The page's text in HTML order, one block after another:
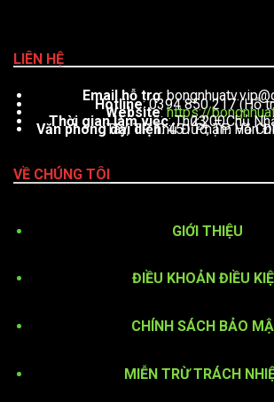
LIÊN HỆ
Email hỗ trợ:
Hotline: 0394 850 217 (Hỗ
Website:https://
Thời gian làm việc : Thứ 2 – Chủ Nhật, từ 08:00 đến 23:00
Văn phòng đại diện: 451 Phạm Văn Đồng, Phường Linh Tây, TP. Thủ Đức,
VỀ CHÚNG TÔI
GIỚI THIỆU
ĐIỀU KHOẢN ĐIỀU
CHÍNH SÁCH BẢO
MIỄN TRỪ TRÁCH